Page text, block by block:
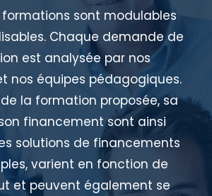
sont modulables
Chaque demande de
est analysée par nos
nos équipes pédagogiques.
la formation proposée, sa
financement sont ainsi
solutions de financements
varient en fonction de
et peuvent également se